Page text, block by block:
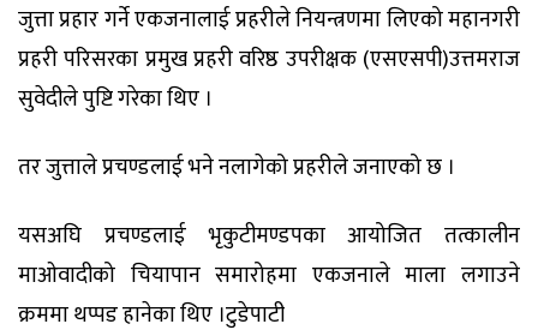
जुत्ता प्रहार गर्ने एकजनालाई प्रहरीले नियन्त्रणमा लिएको महानगरी
प्रहरी परिसरका प्रमुख प्रहरी वरिष्ठ उपरीक्षक (एसएसपी)उत्तमराज
सुवेदीले पुष्टि गरेका थिए ।
तर जुत्ताले प्रचण्डलाई भने नलागेको प्रहरीले जनाएको छ ।
यसअघि प्रचण्डलाई भृकुटीमण्डपका आयोजित तत्कालीन
माओवादीको चियापान समारोहमा एकजनाले माला लगाउने
क्रममा थप्पड हानेका थिए ।टुडेपाटी